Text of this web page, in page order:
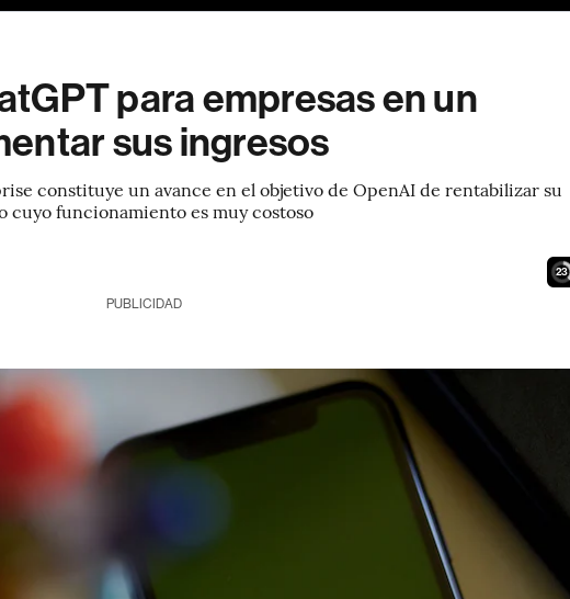
para empresas en un
sus ingresos
constituye un avance en el objetivo de OpenAI de rentabilizar su
funcionamiento es muy costoso
22
PUBLICIDAD